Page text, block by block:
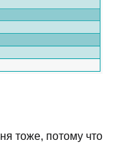
тоже, потому что